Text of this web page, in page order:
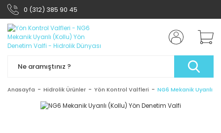
0 (312) 385 90 45
Anasayfa Hidrolik Ürünler Yön Kontrol Valfleri NG6 Mekanik Uyarılı